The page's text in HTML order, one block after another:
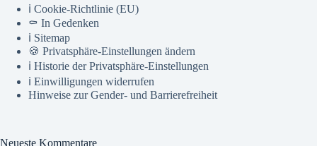
ℹ️ Cookie-Richtlinie (EU)
⚰️ In Gedenken
ℹ️ Sitemap
🍪 Privatsphäre-Einstellungen ändern
ℹ️ Historie der Privatsphäre-Einstellungen
ℹ️ Einwilligungen widerrufen
Hinweise zur Gender- und Barrierefreiheit
Neueste Kommentare